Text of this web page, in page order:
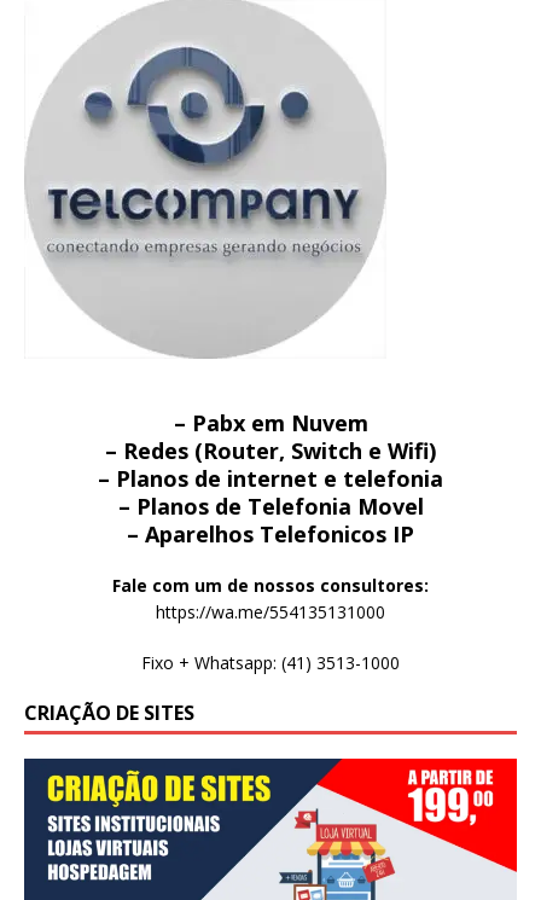
– Pabx em Nuvem
– Redes (Router, Switch e Wifi)
– Planos de internet e telefonia
– Planos de Telefonia Movel
– Aparelhos Telefonicos IP
Fale com um de nossos consultores:
https://wa.me/554135131000
Fixo + Whatsapp: (41) 3513-1000
CRIAÇÃO DE SITES